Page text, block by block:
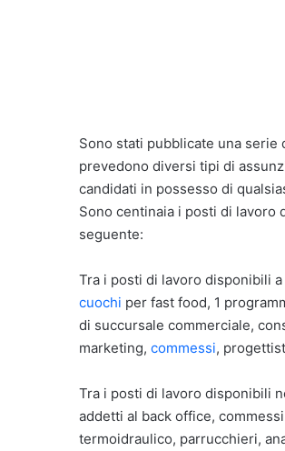
Sono stati pubblicate una serie
prevedono diversi tipi di
candidati in possesso di
Sono centinaia i posti di lavoro
seguente:
Tra i posti di lavoro disponibili
cuochi per fast food, 1
di succursale commerciale,
marketing, commessi,
Tra i posti di lavoro disponibili
addetti al back office,
termoidraulico, parrucchieri,